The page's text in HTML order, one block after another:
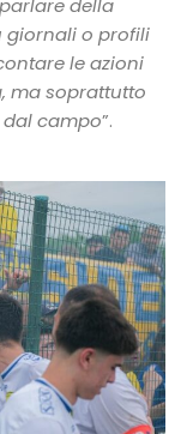
della
giornali o profili
le azioni
ma soprattutto
dal campo”.